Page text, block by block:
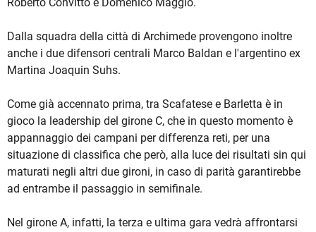
Dalla squadra della città di Archimede provengono inoltre
anche i due difensori centrali Marco Baldan e l'argentino ex
Martina Joaquin Suhs.
Come già accennato prima, tra Scafatese e Barletta è in
gioco la leadership del girone C, che in questo momento è
appannaggio dei campani per differenza reti, per una
situazione di classifica che però, alla luce dei risultati sin qui
maturati negli altri due gironi, in caso di parità garantirebbe
ad entrambe il passaggio in semifinale.
Nel girone A, infatti, la terza e ultima gara vedrà affrontarsi